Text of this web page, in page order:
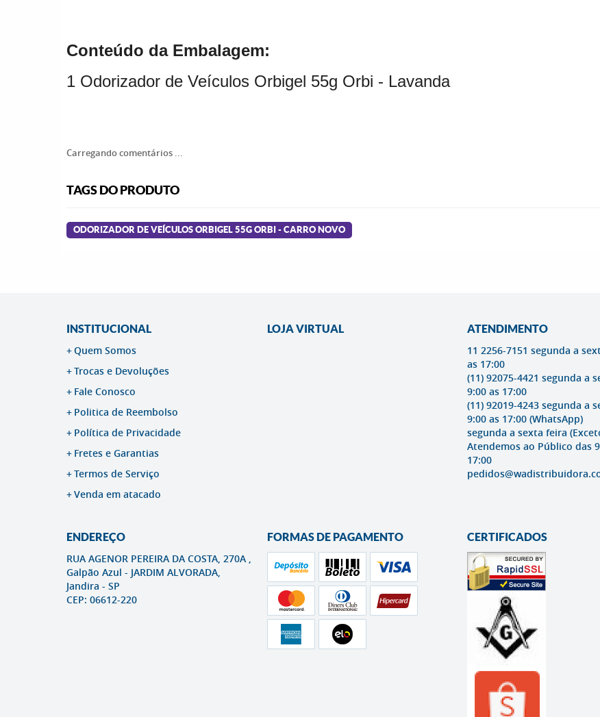
Conteúdo da Embalagem:
1 Odorizador de Veículos Orbigel 55g Orbi - Lavanda
Carregando comentários ...
TAGS DO PRODUTO
ODORIZADOR DE VEÍCULOS ORBIGEL 55G ORBI - CARRO NOVO
INSTITUCIONAL
Quem Somos
Trocas e Devoluções
Fale Conosco
Politica de Reembolso
Política de Privacidade
Fretes e Garantias
Termos de Serviço
Venda em atacado
LOJA VIRTUAL ATENDIMENTO
11 2256-7151 segunda a
as 17:00
(11) 92075-4421 segunda a
9:00 as 17:00
(11) 92019-4243 segunda a
9:00 as 17:00 (WhatsApp)
segunda a sexta feira
Atendemos ao Público das
17:00
ENDEREÇO
RUA AGENOR PEREIRA DA COSTA, 270A ,
Galpão Azul - JARDIM ALVORADA,
Jandira - SP
CEP: 06612-220
FORMAS DE PAGAMENTO CERTIFICADOS